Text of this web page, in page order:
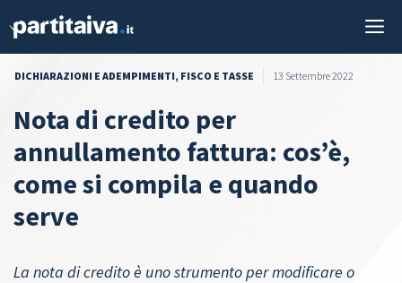
DICHIARAZIONI E ADEMPIMENTI, FISCO E TASSE 13 Settembre 2022
Nota di credito per
annullamento fattura: cos’è,
come si compila e quando
serve
La nota di credito è uno strumento per modificare o